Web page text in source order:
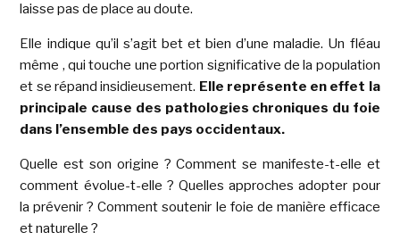
laisse pas de place au doute.
Elle indique qu’il s’agit bet et bien d’une maladie. Un fléau
même , qui touche une portion significative de la population
et se répand insidieusement. Elle représente en effet la
principale cause des pathologies chroniques du foie
dans l’ensemble des pays occidentaux.
Quelle est son origine ? Comment se manifeste-t-elle et
comment évolue-t-elle ? Quelles approches adopter pour
la prévenir ? Comment soutenir le foie de manière efficace
et naturelle ?